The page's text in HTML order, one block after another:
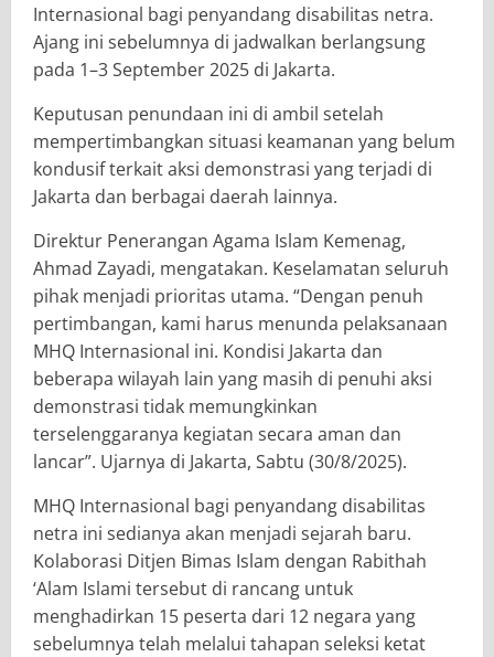
Internasional bagi penyandang disabilitas netra.
Ajang ini sebelumnya di jadwalkan berlangsung
pada 1–3 September 2025 di Jakarta.
Keputusan penundaan ini di ambil setelah
mempertimbangkan situasi keamanan yang belum
kondusif terkait aksi demonstrasi yang terjadi di
Jakarta dan berbagai daerah lainnya.
Direktur Penerangan Agama Islam Kemenag,
Ahmad Zayadi, mengatakan. Keselamatan seluruh
pihak menjadi prioritas utama. “Dengan penuh
pertimbangan, kami harus menunda pelaksanaan
MHQ Internasional ini. Kondisi Jakarta dan
beberapa wilayah lain yang masih di penuhi aksi
demonstrasi tidak memungkinkan
terselenggaranya kegiatan secara aman dan
lancar”. Ujarnya di Jakarta, Sabtu (30/8/2025).
MHQ Internasional bagi penyandang disabilitas
netra ini sedianya akan menjadi sejarah baru.
Kolaborasi Ditjen Bimas Islam dengan Rabithah
‘Alam Islami tersebut di rancang untuk
menghadirkan 15 peserta dari 12 negara yang
sebelumnya telah melalui tahapan seleksi ketat